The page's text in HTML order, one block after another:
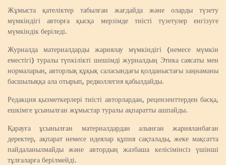
Жұмыста қателіктер табылған жағдайда және оларды түзету
мүмкіндігі авторға қысқа мерзімде тиісті түзетулер енгізуге
мүмкіндік беріледі.
Журналда материалдарды жариялау мүмкіндігі (немесе мүмкін
еместігі) туралы түпкілікті шешімді журналдың Этика саясаты мен
нормаларын, авторлық құқық саласындағы қолданыстағы заңнаманы
басшылыққа ала отырып, редколлегия қабылдайды.
Редакция қызметкерлері тиісті авторлардан, рецензенттерден басқа,
ешкімге ұсынылған жұмыстар туралы ақпаратты ашпайды.
Қарауға ұсынылған материалдардан алынған жарияланбаған
деректер, ақпарат немесе идеялар құпия сақталады, жеке мақсатта
пайдаланылмайды және автордың жазбаша келісімінсіз үшінші
тұлғаларға берілмейді.